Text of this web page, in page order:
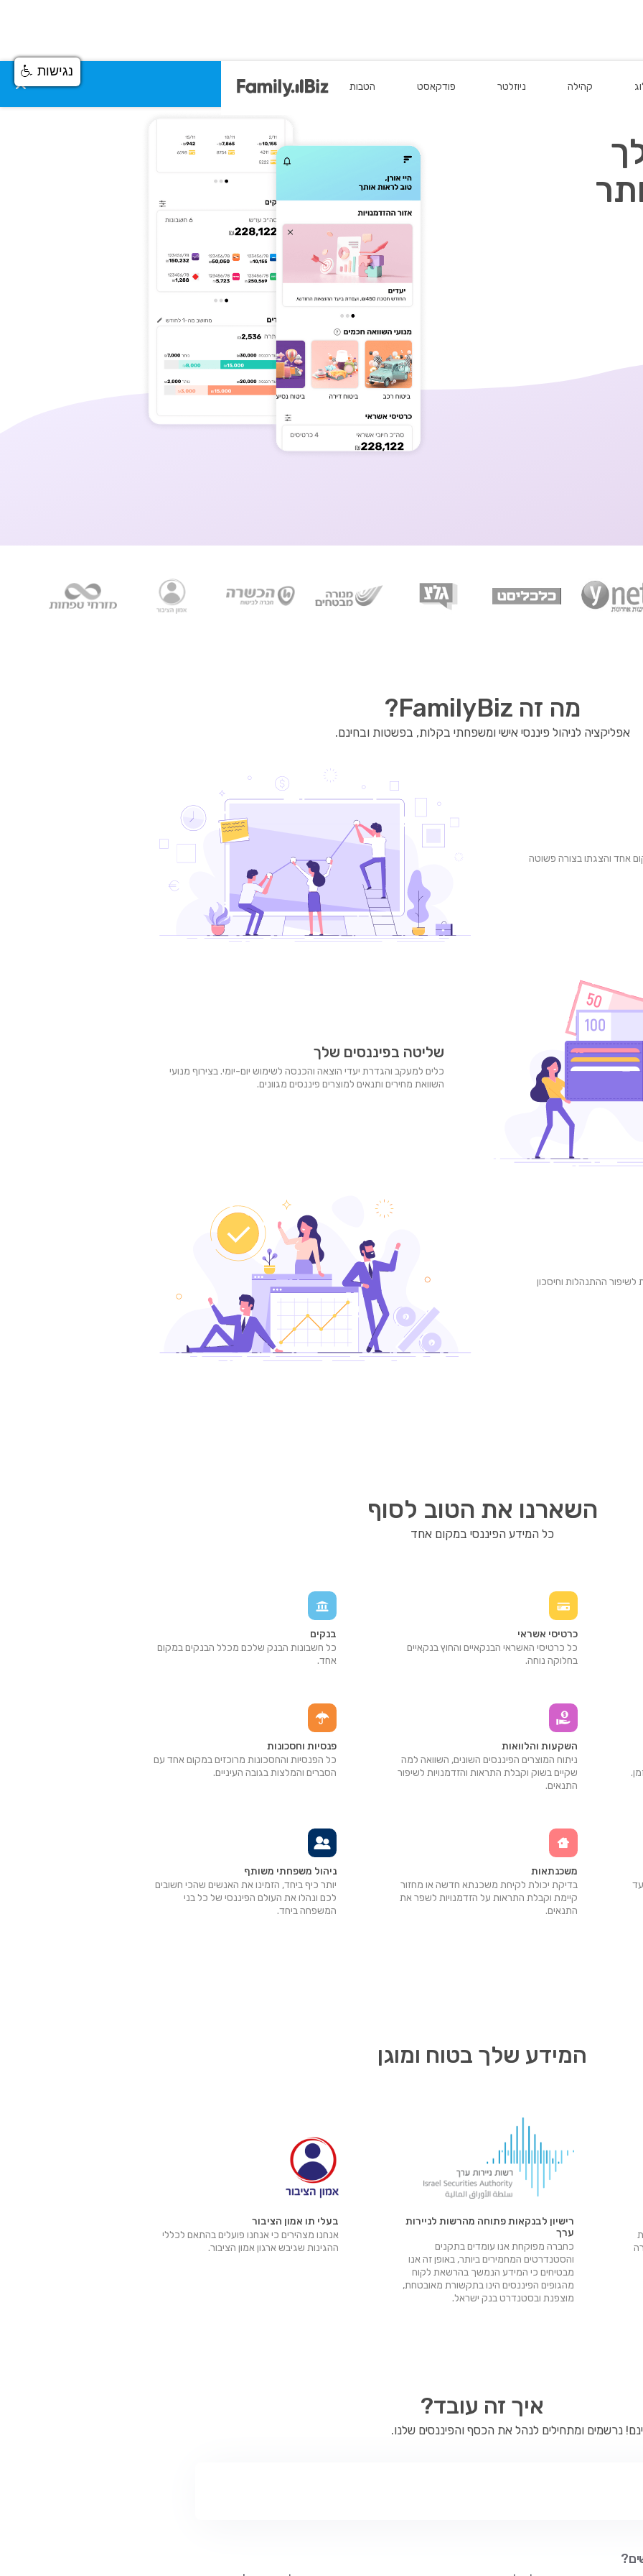
קהילה ניוזלטר פודקאסט הטבות קהילה ניוזלטר פודקאסט הטבות מדיניות הפרטיות.
מה זה FamilyBiz?
אפליקציה לניהול פיננסי אישי ומשפחתי בקלות, בפשטות ובחינם.
אחד והצגתו בצורה פשוטה
שליטה בפיננסים שלך
כלים למעקב והגדרת יעדי הוצאה והכנסה לשימוש יום-יומי. בצירוף מנועי
השוואת מחירים ותנאים למוצרים פיננסים מגוונים.
ההתנהלות וחיסכון
השארנו את הטוב לסוף
כל המידע הפיננסי במקום אחד
כרטיסי אשראי
כל כרטיסי האשראי הבנקאיים והחוץ בנקאיים
בחלוקה נוחה.
בנקים
כל חשבונות הבנק שלכם מכלל הבנקים במקום
אחד.
השקעות והלוואות
ניתוח המוצרים הפיננסים השונים, השוואה למה
שקיים בשוק וקבלת התראות והזדמנויות לשיפור
התנאים.
פנסיות וחסכונות
כל הפנסיות והחסכונות מרוכזים במקום אחד עם
הסברים והמלצות בגובה העיניים.
משכנתאות
בדיקת יכולת לקיחת משכנתא חדשה או מחזור
קיימת וקבלת התראות על הזדמנויות לשפר את
התנאים.
ניהול משפחתי משותף
יותר כיף ביחד, הזמינו את האנשים שהכי חשובים
לכם ונהלו את העולם הפיננסי של כל בני
המשפחה ביחד.
המידע שלך בטוח ומוגן
בעלי תו אמון הציבור
אנחנו מצהירים כי אנחנו פועלים בהתאם לכללי
ההגינות שגיבש ארגון אמון הציבור.
רישיון לבנקאות פתוחה מהרשות לניירות
ערך
כחברה מפוקחת אנו עומדים בתקנים
והסטנדרטים המחמירים ביותר, באופן זה אנו
מבטיחים כי המידע הנמשך בהרשאת לקוח
מהגופים הפיננסים הינו בתקשורת מאובטחת,
מוצפנת ובסטנדרט בנק ישראל.
איך זה עובד?
נרשמים ומתחילים לנהל את הכסף והפיננסים שלנו.
נגישות